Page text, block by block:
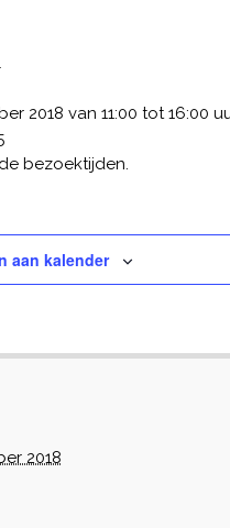
2018 van 11:00 tot 16:00
bezoektijden.
aan kalender
2018